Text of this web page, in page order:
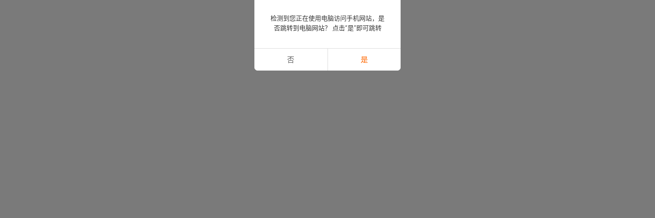
检测到您正在使用电脑访问手机网站，是
否跳转到电脑网站？ 点击“是”即可跳转
否 是